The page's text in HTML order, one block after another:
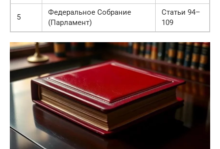
5
Федеральное Собрание
(Парламент)
Статьи 94–
109